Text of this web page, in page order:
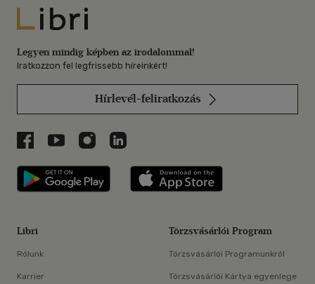
Libri
Legyen mindig képben az irodalommal!
Iratkozzon fel legfrissebb híreinkért!
Hírlevél-feliratkozás
Libri a Facebookon
Libri a Youtube-on
Libri az Instagramon
Libri a LinkedInen
Libri applikáció Szerezd meg: Google
Libri
Rólunk
Karrier
Törzsvásárlói Program
Törzsvásárlói Programunkról
Törzsvásárlói Kártya egyenlege